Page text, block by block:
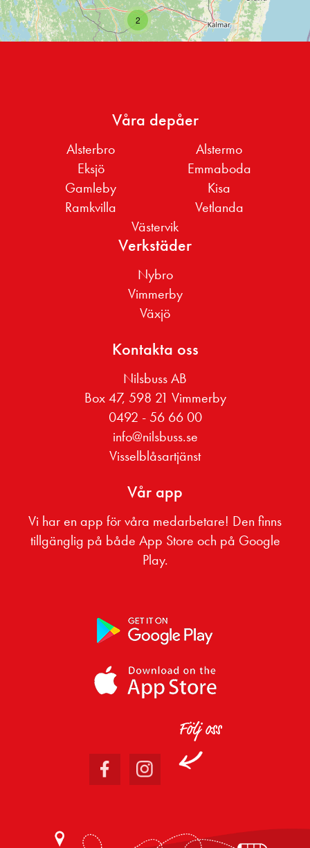
2
Våra depåer
Alsterbro
Alstermo
Eksjö
Emmaboda
Gamleby
Kisa
Ramkvilla
Vetlanda
Västervik
Verkstäder
Nybro
Vimmerby
Växjö
Kontakta oss
Nilsbuss AB
Box 47, 598 21 Vimmerby
0492 - 56 66 00
info@nilsbuss.se
Visselblåsartjänst
Vår app
Vi har en app för våra medarbetare! Den finns
tillgänglig på både App Store och på Google
Play.
Följ oss